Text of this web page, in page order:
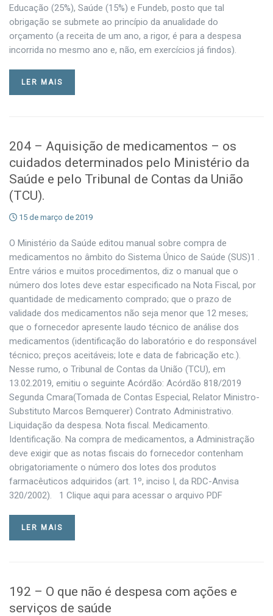
Educação (25%), Saúde (15%) e Fundeb, posto que tal
obrigação se submete ao princípio da anualidade do
orçamento (a receita de um ano, a rigor, é para a despesa
incorrida no mesmo ano e, não, em exercícios já findos).
LER MAIS
204 – Aquisição de medicamentos – os
cuidados determinados pelo Ministério da
Saúde e pelo Tribunal de Contas da União
(TCU).
15 de março de 2019
O Ministério da Saúde editou manual sobre compra de
medicamentos no âmbito do Sistema Único de Saúde (SUS)1 .
Entre vários e muitos procedimentos, diz o manual que o
número dos lotes deve estar especificado na Nota Fiscal, por
quantidade de medicamento comprado; que o prazo de
validade dos medicamentos não seja menor que 12 meses;
que o fornecedor apresente laudo técnico de análise dos
medicamentos (identificação do laboratório e do responsável
técnico; preços aceitáveis; lote e data de fabricação etc.).
Nesse rumo, o Tribunal de Contas da União (TCU), em
13.02.2019, emitiu o seguinte Acórdão: Acórdão 818/2019
Segunda Cmara(Tomada de Contas Especial, Relator Ministro-
Substituto Marcos Bemquerer) Contrato Administrativo.
Liquidação da despesa. Nota fiscal. Medicamento.
Identificação. Na compra de medicamentos, a Administração
deve exigir que as notas fiscais do fornecedor contenham
obrigatoriamente o número dos lotes dos produtos
farmacêuticos adquiridos (art. 1º, inciso I, da RDC-Anvisa
320/2002). 1 Clique aqui para acessar o arquivo PDF
LER MAIS
192 – O que não é despesa com ações e
serviços de saúde